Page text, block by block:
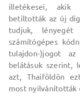
illetékesei, akik
betiltották az új
tudjuk,
számítógépes
tulajdon-)jogot
belátásuk szerint,
azt, Thaiföldön
most nyilvánították